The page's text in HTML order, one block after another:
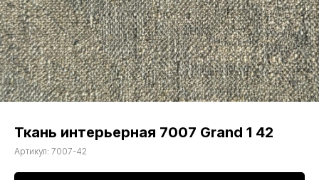
Ткань интерьерная 7007 Grand 1 42
Артикул: 7007-42